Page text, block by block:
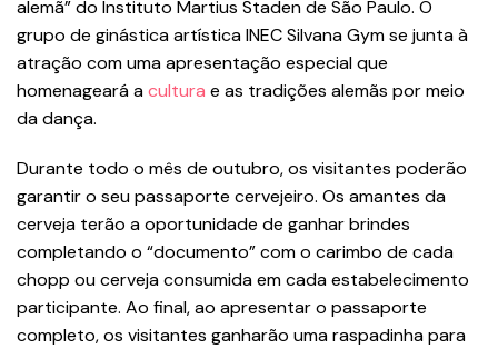
alemã” do Instituto Martius Staden de São Paulo. O
grupo de ginástica artística INEC Silvana Gym se junta à
atração com uma apresentação especial que
homenageará acultura e as tradições alemãs por meio
da dança.
Durante todo o mês de outubro, os visitantes poderão
garantir o seu passaporte cervejeiro. Os amantes da
cerveja terão a oportunidade de ganhar brindes
completando o “documento” com o carimbo de cada
chopp ou cerveja consumida em cada estabelecimento
participante. Ao final, ao apresentar o passaporte
completo, os visitantes ganharão uma raspadinha para